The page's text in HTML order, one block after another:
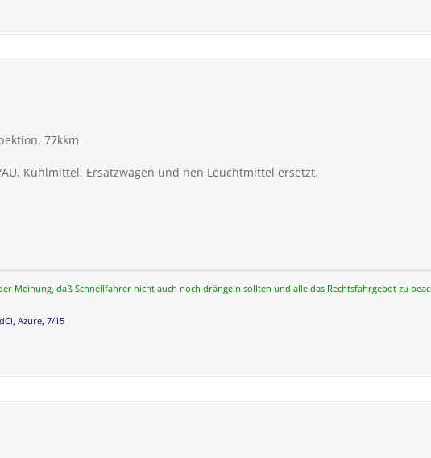
77kkm
Kühlmittel, Ersatzwagen und nen Leuchtmittel ersetzt.
Meinung, daß Schnellfahrer nicht auch noch drängeln sollten und alle das Rechtsfahrgebot zu
Azure, 7/15